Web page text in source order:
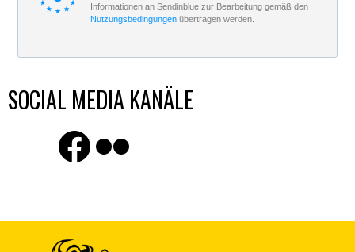
Informationen an Sendinblue zur Bearbeitung gemäß den
Nutzungsbedingungenübertragen werden.
SOCIAL MEDIA KANÄLE
Finde uns auf Facebook
Flickr